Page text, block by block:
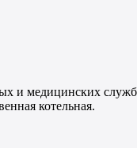
медицинских
котельная.